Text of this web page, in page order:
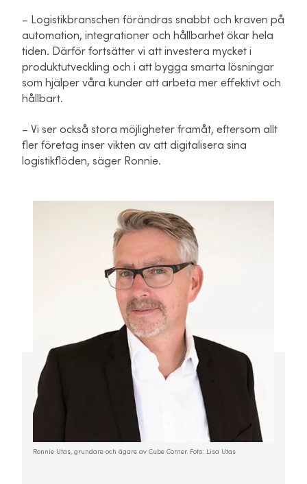
– Logistikbranschen förändras snabbt och kraven på
automation, integrationer och hållbarhet ökar hela
tiden. Därför fortsätter vi att investera mycket i
produktutveckling och i att bygga smarta lösningar
som hjälper våra kunder att arbeta mer effektivt och
hållbart.
– Vi ser också stora möjligheter framåt, eftersom allt
fler företag inser vikten av att digitalisera sina
logistikflöden, säger Ronnie.
Ronnie Utas, grundare och ägare av Cube Corner. Foto: Lisa Utas